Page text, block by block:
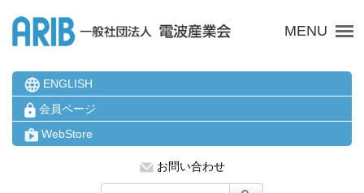
MENU
ENGLISH
会員ページ
WebStore
お問い合わせ